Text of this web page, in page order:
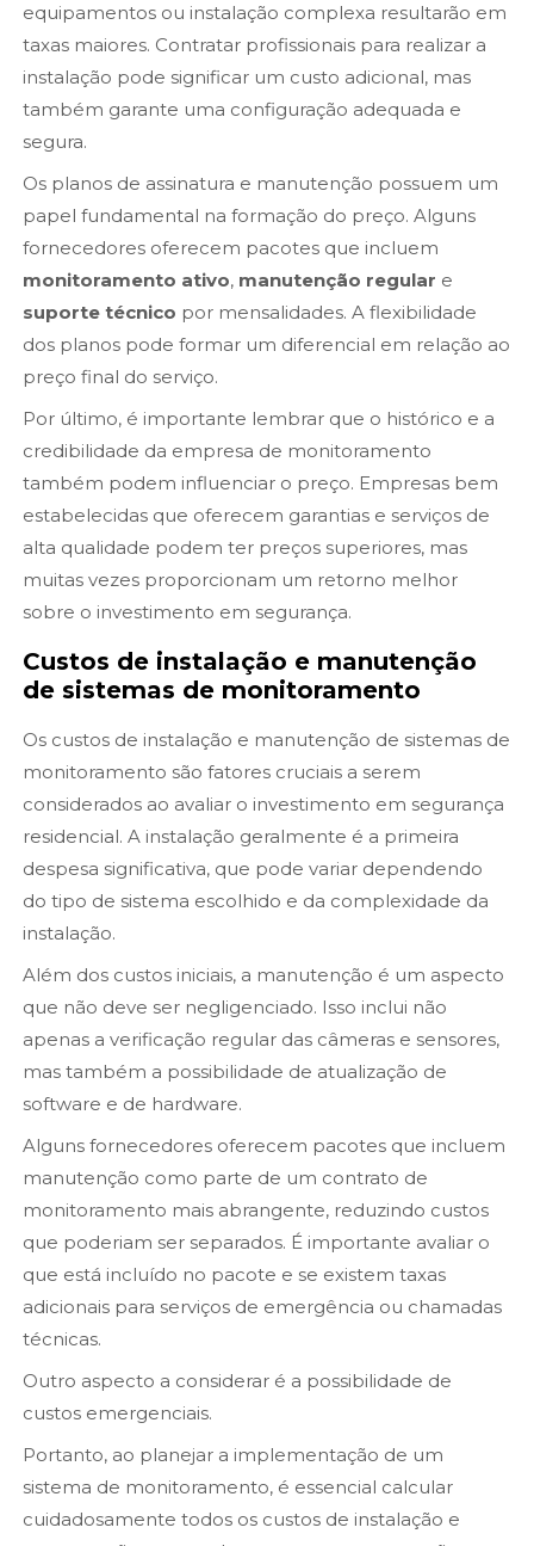
equipamentos ou instalação complexa resultarão em
taxas maiores. Contratar profissionais para realizar a
instalação pode significar um custo adicional, mas
também garante uma configuração adequada e
segura.
Os planos de assinatura e manutenção possuem um
papel fundamental na formação do preço. Alguns
fornecedores oferecem pacotes que incluem
monitoramento ativo, manutenção regular e
suporte técnico por mensalidades. A flexibilidade
dos planos pode formar um diferencial em relação ao
preço final do serviço.
Por último, é importante lembrar que o histórico e a
credibilidade da empresa de monitoramento
também podem influenciar o preço. Empresas bem
estabelecidas que oferecem garantias e serviços de
alta qualidade podem ter preços superiores, mas
muitas vezes proporcionam um retorno melhor
sobre o investimento em segurança.
Custos de instalação e manutenção
de sistemas de monitoramento
Os custos de instalação e manutenção de sistemas de
monitoramento são fatores cruciais a serem
considerados ao avaliar o investimento em segurança
residencial. A instalação geralmente é a primeira
despesa significativa, que pode variar dependendo
do tipo de sistema escolhido e da complexidade da
instalação.
Além dos custos iniciais, a manutenção é um aspecto
que não deve ser negligenciado. Isso inclui não
apenas a verificação regular das câmeras e sensores,
mas também a possibilidade de atualização de
software e de hardware.
Alguns fornecedores oferecem pacotes que incluem
manutenção como parte de um contrato de
monitoramento mais abrangente, reduzindo custos
que poderiam ser separados. É importante avaliar o
que está incluído no pacote e se existem taxas
adicionais para serviços de emergência ou chamadas
técnicas.
Outro aspecto a considerar é a possibilidade de
custos emergenciais.
Portanto, ao planejar a implementação de um
sistema de monitoramento, é essencial calcular
cuidadosamente todos os custos de instalação e